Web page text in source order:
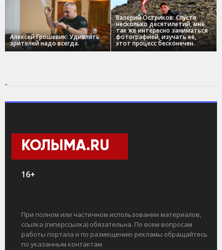
Алексей Грошевик: Удивлять
зрителей надо всегда.
Валерий Остриков: Спустя
несколько десятилетий, мне
так же интересно заниматься
фотографией, изучать ее,
этот процесс бесконечен.
КОЛЫМА.RU
16+
При полном или частичном использовании материалов,
ссылка (гиперссылка) обязательна. По всем вопросам
работы портала и по размещению рекламы обращайтесь
по указанным контактам